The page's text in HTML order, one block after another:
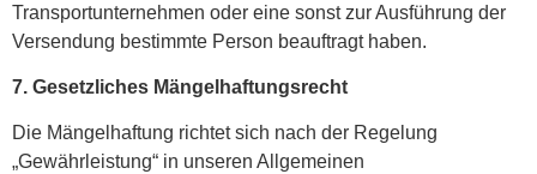
Transportunternehmen oder eine sonst zur Ausführung der
Versendung bestimmte Person beauftragt haben.
7. Gesetzliches Mängelhaftungsrecht
Die Mängelhaftung richtet sich nach der Regelung
„Gewährleistung“ in unseren Allgemeinen